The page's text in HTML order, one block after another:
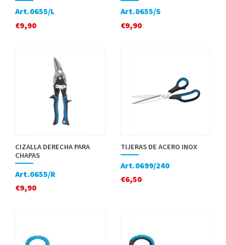
Art.0655/L
€9,90
Art.0655/S
€9,90
CIZALLA DERECHA PARA
CHAPAS
Art.0655/R
€9,90
TIJERAS DE ACERO INOX
Art.0699/240
€6,50